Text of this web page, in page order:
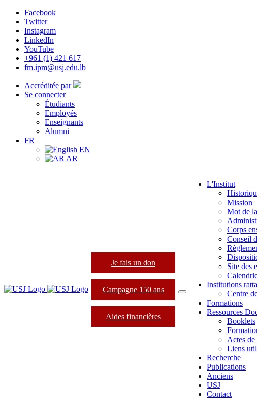
Facebook
Twitter
Instagram
LinkedIn
YouTube
+961 (1) 421 617
fm.ipm@usj.edu.lb
Accréditée par
Se connecter
Étudiants
Employés
Enseignants
Alumni
FR
EN
AR
Je fais un don
Campagne 150 ans
Aides financières
L'Institut
Mission
Mot de
Corps
Conseil
Site des
Institutions
Centre
Formations
Ressources
Booklets
Actes
Liens
Recherche
Publications
Anciens
USJ
Contact